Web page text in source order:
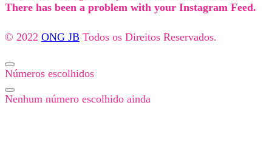
There has been a problem with your Instagram Feed.
© 2022 ONG JB Todos os Direitos Reservados.
Números escolhidos
Nenhum número escolhido ainda